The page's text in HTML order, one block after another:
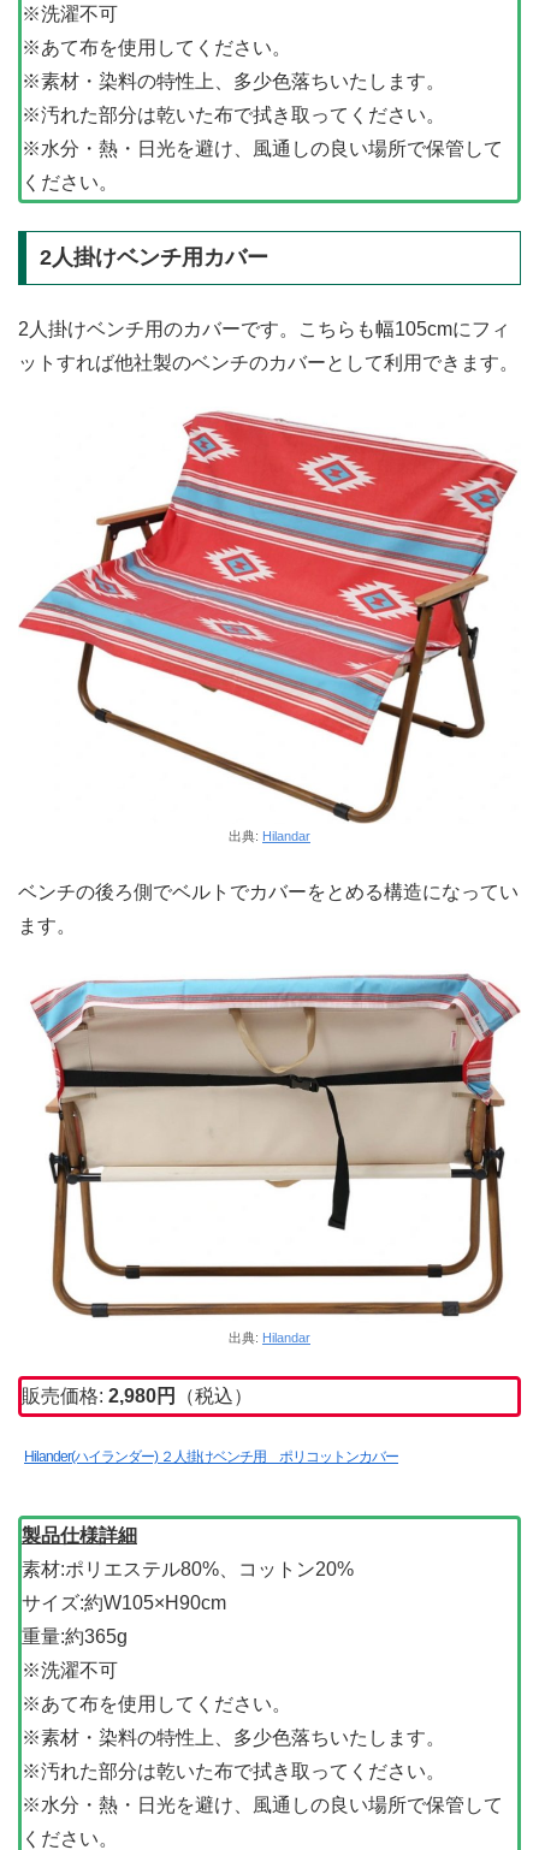
※洗濯不可
※あて布を使用してください。
※素材・染料の特性上、多少色落ちいたします。
※汚れた部分は乾いた布で拭き取ってください。
※水分・熱・日光を避け、風通しの良い場所で保管して
ください。
2人掛けベンチ用カバー
2人掛けベンチ用のカバーです。こちらも幅105cmにフィ
ットすれば他社製のベンチのカバーとして利用できます。
出典: Hilandar
ベンチの後ろ側でベルトでカバーをとめる構造になってい
ます。
出典: Hilandar
販売価格: 2,980円 （税込）
Hilander(ハイランダー) ２人掛けベンチ用 ポリコットンカバー
製品仕様詳細
素材:ポリエステル80%、コットン20%
サイズ:約W105×H90cm
重量:約365g
※洗濯不可
※あて布を使用してください。
※素材・染料の特性上、多少色落ちいたします。
※汚れた部分は乾いた布で拭き取ってください。
※水分・熱・日光を避け、風通しの良い場所で保管して
ください。